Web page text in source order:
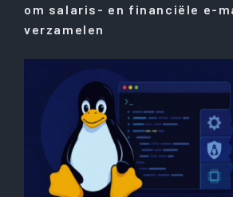
om salaris- en financiële e-
verzamelen